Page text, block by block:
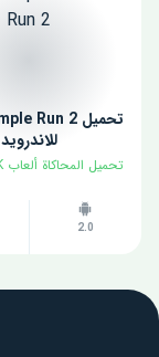
للاندرويد
تحميل المحاكاة ألعاب APK أندرويد
2.0